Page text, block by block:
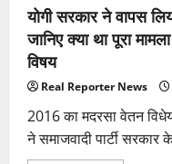
योगी सरकार ने वापस
जानिए क्या था पूरा
विषय
Real Reporter News
2016 का मदरसा वेतन
ने समाजवादी पार्टी सरकार